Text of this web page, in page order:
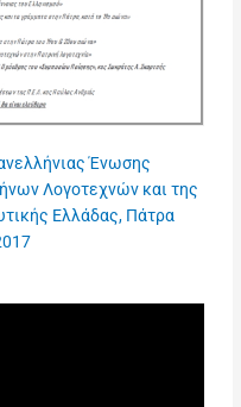
Ένωσης
Λογοτεχνών και της
Ελλάδας, Πάτρα